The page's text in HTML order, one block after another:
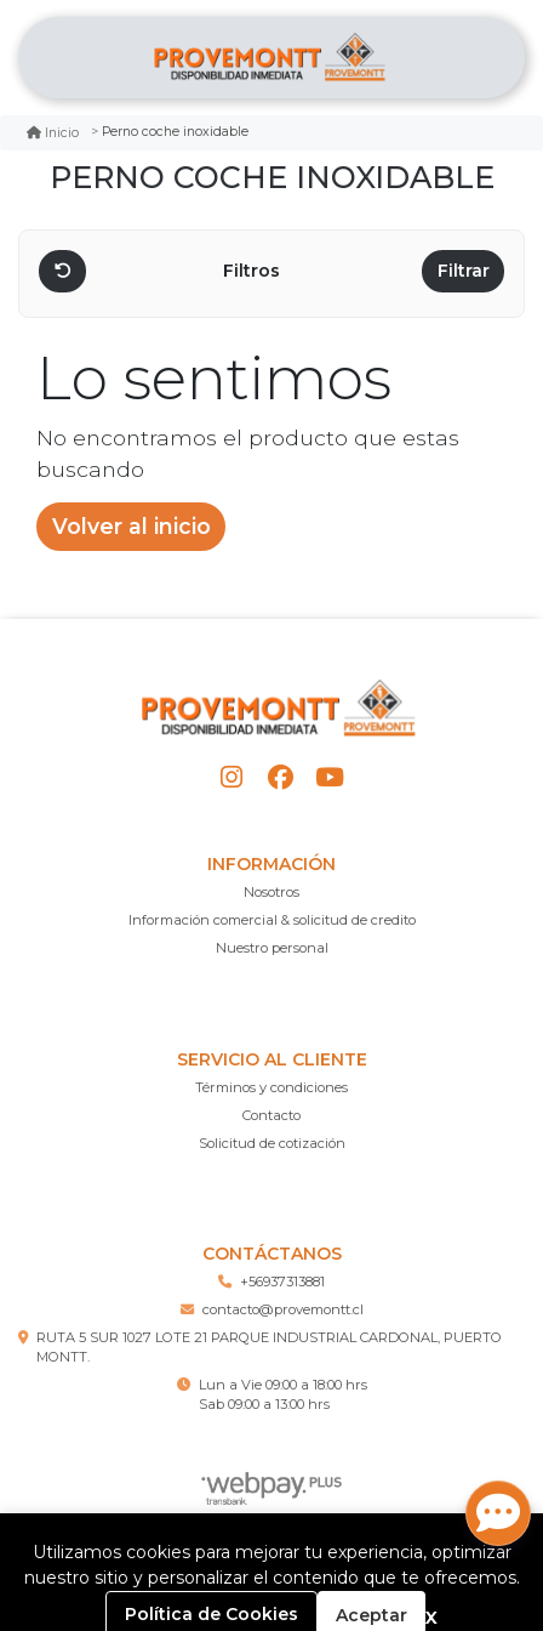
Inicio Perno coche inoxidable
PERNO COCHE INOXIDABLE
Filtros Filtrar
Lo sentimos
No encontramos el producto que estas
buscando
Volver al inicio
INFORMACIÓN
Nosotros
Información comercial & solicitud de credito
Nuestro personal
SERVICIO AL CLIENTE
Términos y condiciones
Contacto
Solicitud de cotización
CONTÁCTANOS
+56937313881
contacto@provemontt.cl
RUTA 5 SUR 1027 LOTE 21 PARQUE INDUSTRIAL CARDONAL, PUERTO
MONTT.
Lun a Vie 09:00 a 18:00 hrs
Sab 09:00 a 13:00 hrs
Provemontt – Ferretería Puerto Montt © 2026
¿Te gusta mi tienda? Yo vendo conBsale
0
Utilizamos cookies para mejorar tu experiencia, optimizar
nuestro sitio y personalizar el contenido que te ofrecemos.
Política de Cookies
Aceptar x